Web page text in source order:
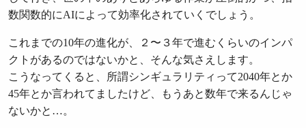
数関数的にAIによって効率化されていくでしょう。
これまでの10年の進化が、２〜３年で進むくらいのインパ
クトがあるのではないかと、そんな気さえします。
こうなってくると、所謂シンギュラリティって2040年とか
45年とか言われてましたけど、もうあと数年で来るんじゃ
ないかと…。